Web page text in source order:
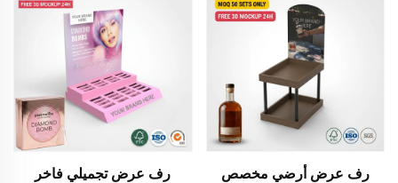
رف عرض تجميلي فاخر
رف عرض أرضي مخصص